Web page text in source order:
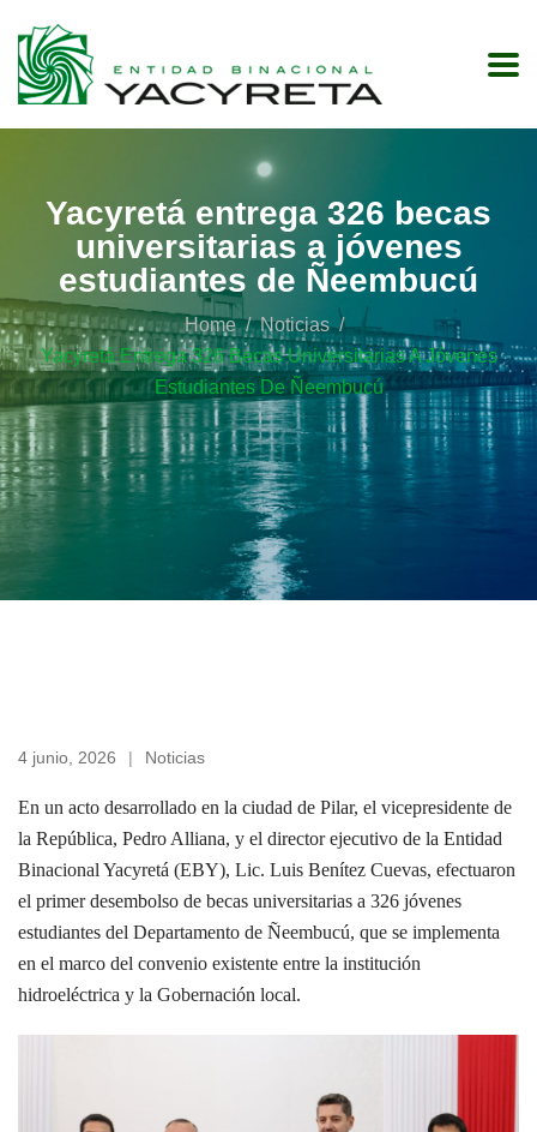
Yacyretá entrega 326 becas
universitarias a jóvenes
estudiantes de Ñeembucú
Home
Noticias
Yacyretá Entrega 326 Becas Universitarias A Jóvenes
Estudiantes De Ñeembucú
4 junio, 2026 Noticias
En un acto desarrollado en la ciudad de Pilar, el vicepresidente de
la República, Pedro Alliana, y el director ejecutivo de la Entidad
Binacional Yacyretá (EBY), Lic. Luis Benítez Cuevas, efectuaron
el primer desembolso de becas universitarias a 326 jóvenes
estudiantes del Departamento de Ñeembucú, que se implementa
en el marco del convenio existente entre la institución
hidroeléctrica y la Gobernación local.